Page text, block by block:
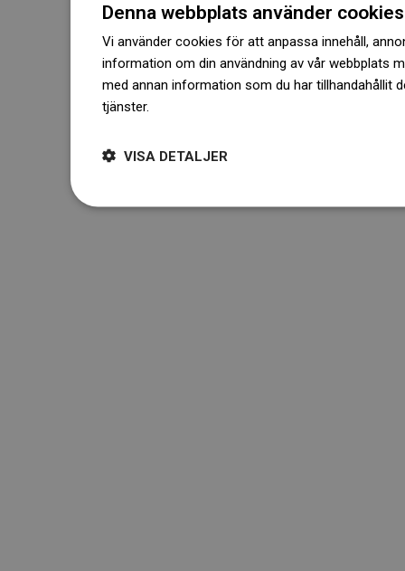
Denna webbplats använder cookies
Vi använder cookies för att anpassa innehåll,
information om din användning av vår webbplats
med annan information som du har tillhandahållit
tjänster.
VISA DETALJER